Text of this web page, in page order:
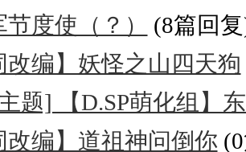
度使（？）
(8篇回
改编】妖怪之山四天狗
题] 【D.SP萌化组】
改编】道祖神问倒你